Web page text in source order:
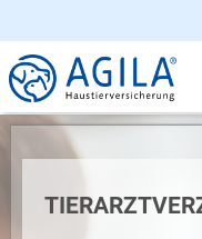
×
AGILA
Gratis - Im Play